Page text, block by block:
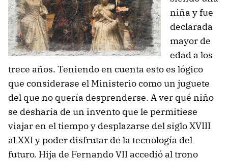
niña y fue
declarada
mayor de
edad a los
trece años. Teniendo en cuenta esto es lógico
que considerase el Ministerio como un juguete
del que no quería desprenderse. A ver qué niño
se desharía de un invento que le permitiese
viajar en el tiempo y desplazarse del siglo XVIII
al XXI y poder disfrutar de la tecnología del
futuro. Hija de Fernando VII accedió al trono